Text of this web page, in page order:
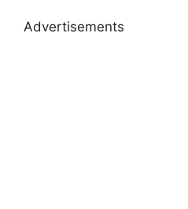
Advertisements